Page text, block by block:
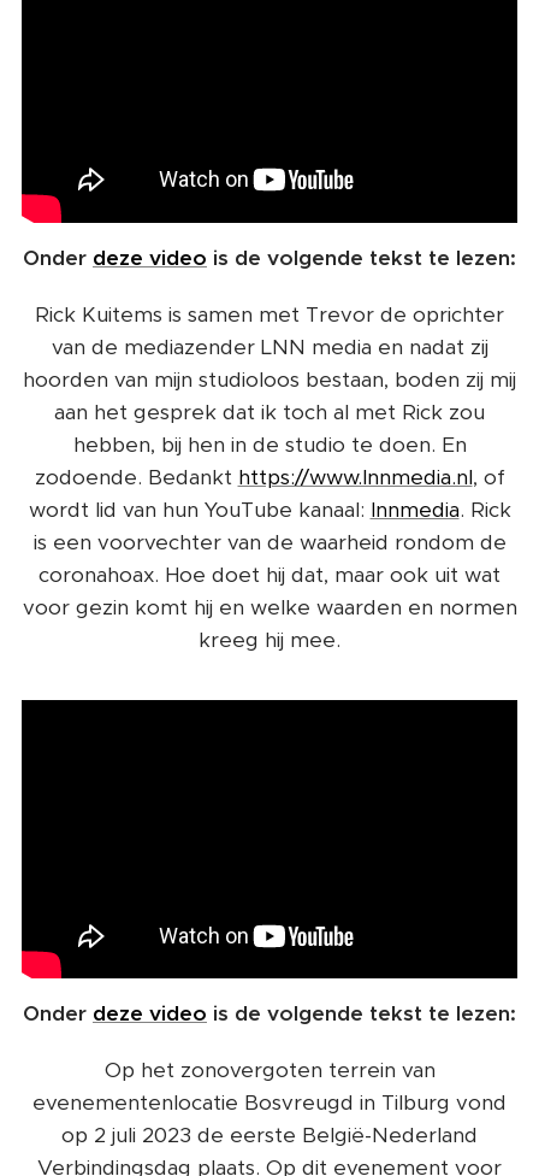
Onder deze video is de volgende tekst te lezen:
Rick Kuitems is samen met Trevor de oprichter
van de mediazender LNN media en nadat zij
hoorden van mijn studioloos bestaan, boden zij mij
aan het gesprek dat ik toch al met Rick zou
hebben, bij hen in de studio te doen. En
zodoende. Bedankt https://www.lnnmedia.nl, of
wordt lid van hun YouTube kanaal: lnnmedia. Rick
is een voorvechter van de waarheid rondom de
coronahoax. Hoe doet hij dat, maar ook uit wat
voor gezin komt hij en welke waarden en normen
kreeg hij mee.
Onder deze video is de volgende tekst te lezen:
Op het zonovergoten terrein van
evenementenlocatie Bosvreugd in Tilburg vond
op 2 juli 2023 de eerste België-Nederland
Verbindingsdag plaats. Op dit evenement voor